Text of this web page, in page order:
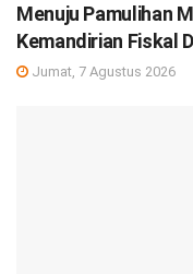
Menuju Pamulihan
Kemandirian Fiskal
Jumat, 7 Agustus 2026